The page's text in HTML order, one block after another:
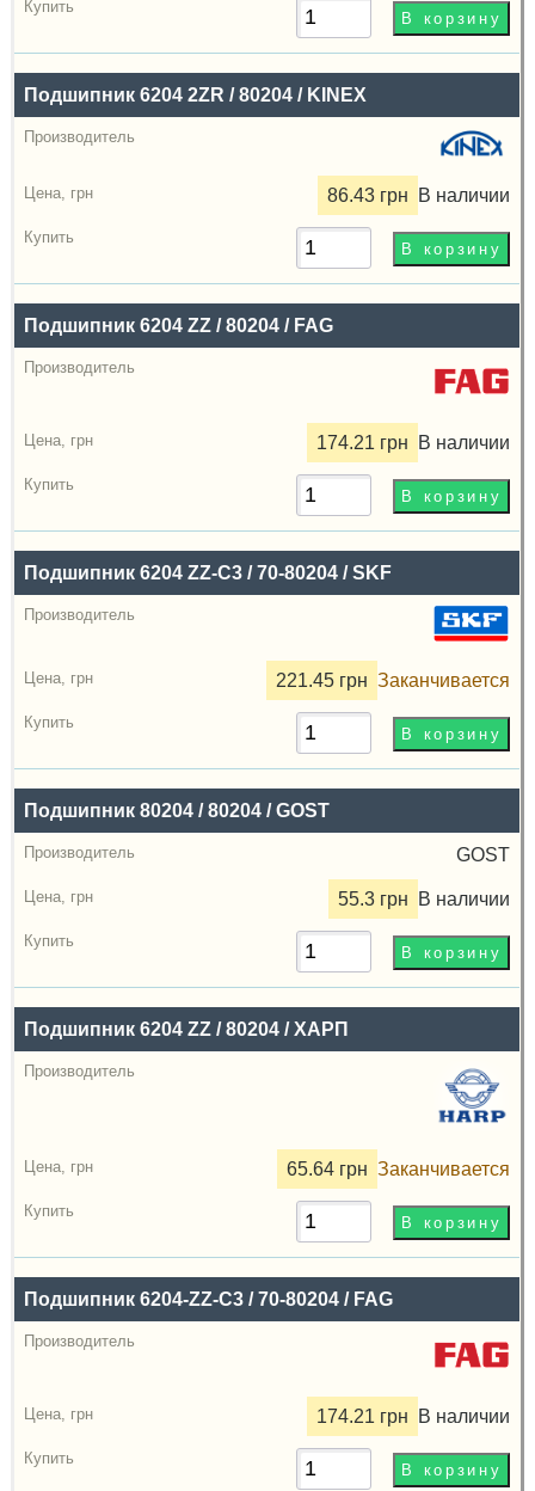
грн
Купить
Подшипник 6204 2ZR / 80204 / KINEX
86.43 грн В наличии
Подшипник 6204 ZZ / 80204 / FAG
174.21 грн В наличии
Подшипник 6204 ZZ-C3 / 70-80204 / SKF
221.45 грн Заканчивается
Подшипник 80204 / 80204 / GOST
GOST
55.3 грн В наличии
Подшипник 6204 ZZ / 80204 / ХАРП
65.64 грн Заканчивается
Подшипник 6204-ZZ-C3 / 70-80204 / FAG
174.21 грн В наличии